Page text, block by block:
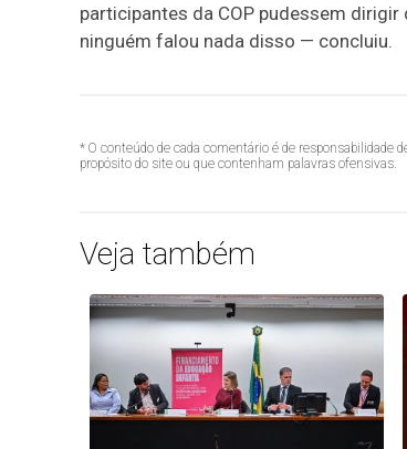
participantes da COP pudessem
ninguém falou nada disso — concluiu.
* O conteúdo de cada comentário é de responsabilidade
propósito do site ou que contenham palavras ofensivas.
Veja também